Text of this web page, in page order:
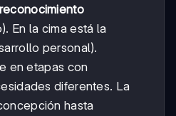
En la cima está la
personal).
en etapas con
diferentes. La
hasta